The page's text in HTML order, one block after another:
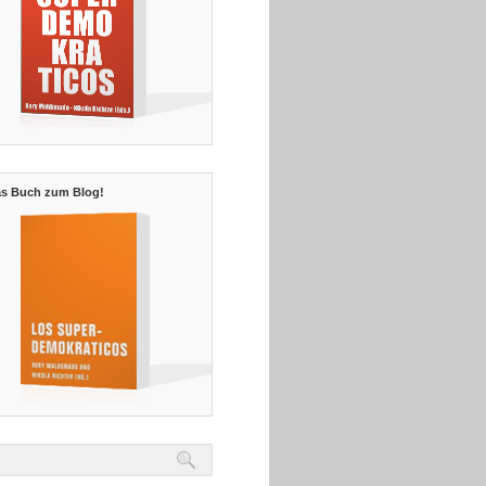
Buch zum Blog!